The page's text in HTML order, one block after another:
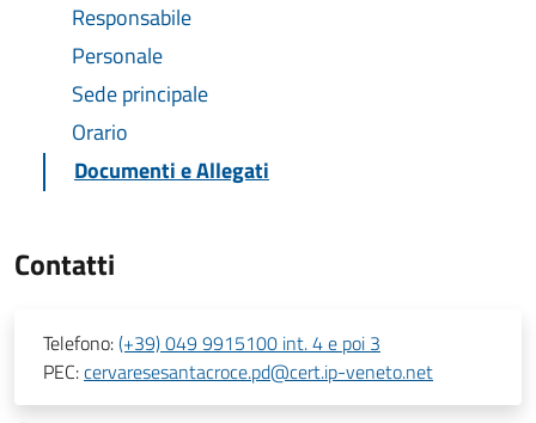
Responsabile
Personale
Sede principale
Orario
Documenti e Allegati
Contatti
Telefono:(+39) 049 9915100 int. 4 e poi 3
PEC:cervaresesantacroce.pd@cert.ip-veneto.net